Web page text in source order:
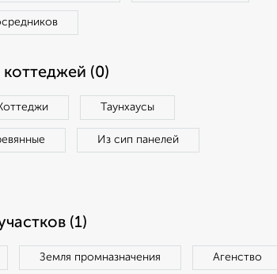
(0)
Таунхаусы
Из сип панелей
(1)
Земля промназначения Агенство